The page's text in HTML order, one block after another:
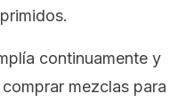
continuamente y
mezclas para